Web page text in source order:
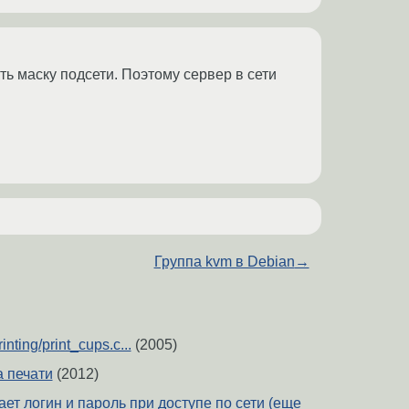
маску подсети. Поэтому сервер в сети
Группа kvm в Debian →
print_cups.c... (2005)
печати (2012)
логин и пароль при доступе по сети (еще